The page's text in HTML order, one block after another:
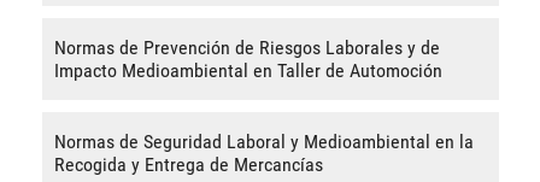
Normas de Prevención de Riesgos Laborales y de
Impacto Medioambiental en Taller de Automoción
Normas de Seguridad Laboral y Medioambiental en la
Recogida y Entrega de Mercancías